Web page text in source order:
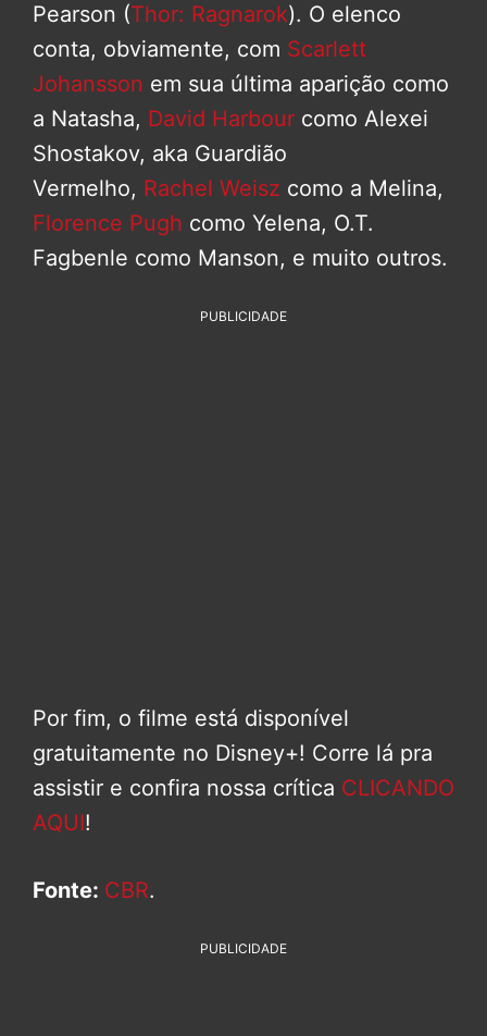
Pearson (Thor: Ragnarok). O elenco
conta, obviamente, com Scarlett
Johansson em sua última aparição como
a Natasha, David Harbour como Alexei
Shostakov, aka Guardião
Vermelho, Rachel Weisz como a Melina,
Florence Pugh como Yelena, O.T.
Fagbenle como Manson, e muito outros.
PUBLICIDADE
Por fim, o filme está disponível
gratuitamente no Disney+! Corre lá pra
assistir e confira nossa crítica CLICANDO
AQUI!
Fonte: CBR.
PUBLICIDADE